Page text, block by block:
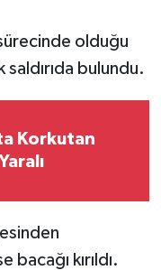
olduğu
bulundu.
Korkutan
bacağı kırıldı.